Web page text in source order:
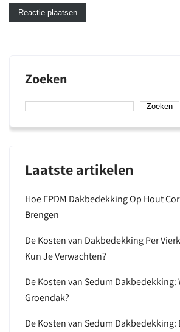
Zoeken
Zoeken
Laatste artikelen
Hoe EPDM Dakbedekking Op Hout
Brengen
De Kosten van Dakbedekking Per
Kun Je Verwachten?
De Kosten van Sedum Dakbedekking:
Groendak?
De Kosten van Sedum Dakbedekking: